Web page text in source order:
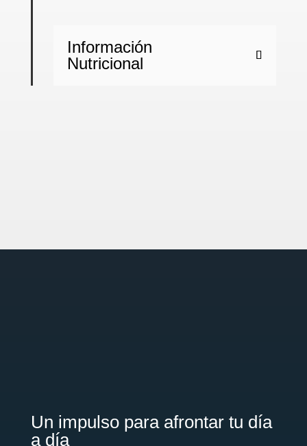
Información
Nutricional
Un impulso para afrontar tu día
a día